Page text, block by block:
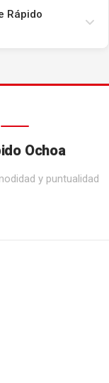
Rápido
Ochoa
y puntualidad